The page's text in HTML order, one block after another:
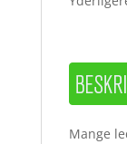
Mange